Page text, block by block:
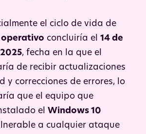
el ciclo de vida de
operativo concluiría el 14 de
, fecha en la que el
de recibir actualizaciones
y correcciones de errores, lo
que el equipo que
el Windows 10
a cualquier ataque